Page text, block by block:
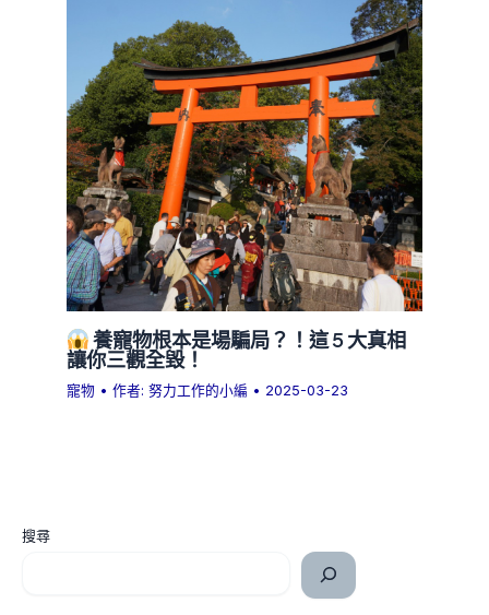
養寵物根本是場騙局？！這 5 大真相
讓你三觀全毀！
寵物 • 作者:努力工作的小編 • 2025-03-23
搜尋